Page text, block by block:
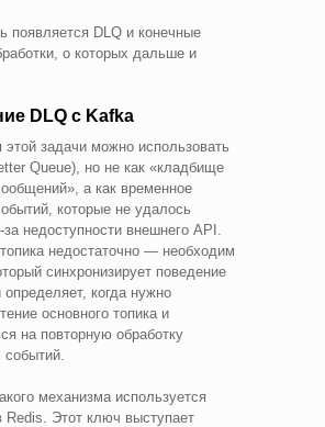
появляется DLQ и конечные
о которых дальше и
DLQ с Kafka
задачи можно использовать
Queue), но не как «кладбище
а как временное
которые не удалось
за недоступности внешнего API.
недостаточно — необходим
синхронизирует поведение
определяет, когда нужно
основного топика и
на повторную обработку
механизма используется
Redis. Этот ключ выступает